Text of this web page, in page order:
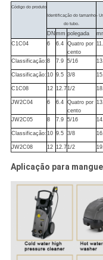
Código do produto
Identificação do tamanho
do tubo.
-
DN mm polegada
C1C04
6 6.4
Quatro por
cento
Classificação: 8 7.9 5/16
Classificação: 10 9.5 3/8
C1C08 12 12.71/2
JW2C04 6 6.4
Quatro por
cento
JW2C05 8 7.9 5/16
Classificação: 10 9.5 3/8
JW2C08 12 12.71/2
Aplicação para